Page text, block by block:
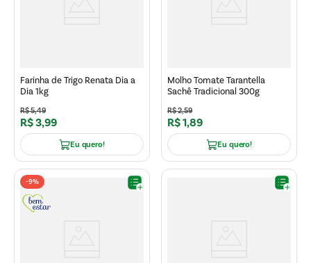
Farinha de Trigo Renata Dia a
Dia 1kg
R$5,49
R$3,99
Eu quero!
Molho Tomate Tarantella
Sachê Tradicional 300g
R$2,59
R$1,89
Eu quero!
-9%